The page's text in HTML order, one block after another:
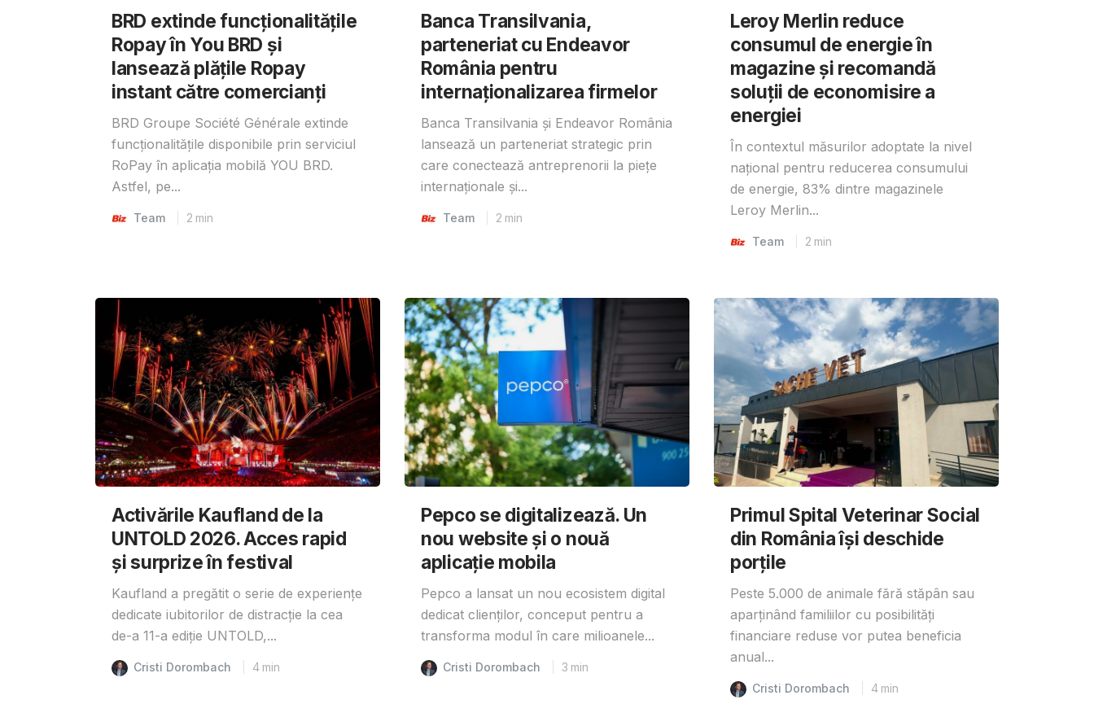
BRD extinde funcționalitățile
Ropay în You BRD și
lansează plățile Ropay
instant către comercianți
BRD Groupe Société Générale extinde
funcționalitățile disponibile prin serviciul
RoPay în aplicația mobilă YOU BRD.
Astfel, pe...
Team 2 min
Banca Transilvania,
parteneriat cu Endeavor
România pentru
internaționalizarea firmelor
Banca Transilvania și Endeavor România
lansează un parteneriat strategic prin
care conectează antreprenorii la piețe
internaționale și...
Team 2 min
Leroy Merlin reduce
consumul de energie în
magazine și recomandă
soluții de economisire a
energiei
În contextul măsurilor adoptate la nivel
național pentru reducerea consumului
de energie, 83% dintre magazinele
Leroy Merlin...
Team 2 min
Activările Kaufland de la
UNTOLD 2026. Acces rapid
și surprize în festival
Kaufland a pregătit o serie de experiențe
dedicate iubitorilor de distracție la cea
de-a 11-a ediție UNTOLD,...
Cristi Dorombach 4 min
Pepco se digitalizează. Un
nou website și o nouă
aplicație mobila
Pepco a lansat un nou ecosistem digital
dedicat clienților, conceput pentru a
transforma modul în care milioanele...
Cristi Dorombach 3 min
Primul Spital Veterinar Social
din România își deschide
porțile
Peste 5.000 de animale fără stăpân sau
aparținând familiilor cu posibilități
financiare reduse vor putea beneficia
anual...
Cristi Dorombach 4 min